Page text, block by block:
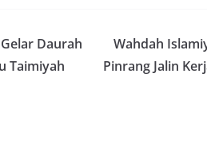
Daurah
Taimiyah
Wahdah
Pinrang Jalin